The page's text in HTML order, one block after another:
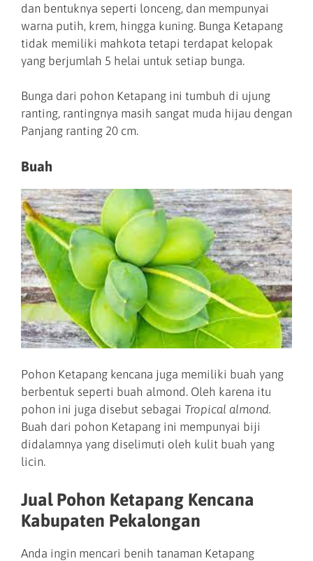
dan bentuknya seperti lonceng, dan mempunyai
warna putih, krem, hingga kuning. Bunga Ketapang
tidak memiliki mahkota tetapi terdapat kelopak
yang berjumlah 5 helai untuk setiap bunga.
Bunga dari pohon Ketapang ini tumbuh di ujung
ranting, rantingnya masih sangat muda hijau dengan
Panjang ranting 20 cm.
Buah
Pohon Ketapang kencana juga memiliki buah yang
berbentuk seperti buah almond. Oleh karena itu
pohon ini juga disebut sebagai Tropical almond.
Buah dari pohon Ketapang ini mempunyai biji
didalamnya yang diselimuti oleh kulit buah yang
licin.
Jual Pohon Ketapang Kencana
Kabupaten Pekalongan
Anda ingin mencari benih tanaman Ketapang